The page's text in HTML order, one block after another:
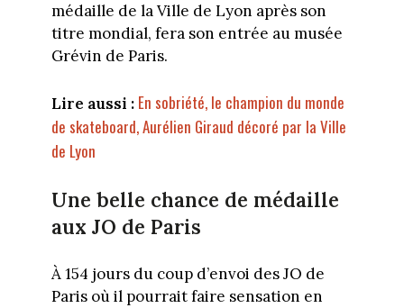
médaille de la Ville de Lyon après son
titre mondial, fera son entrée au musée
Grévin de Paris.
Lire aussi : En sobriété, le champion du monde
de skateboard, Aurélien Giraud décoré par la Ville
de Lyon
Une belle chance de médaille
aux JO de Paris
À 154 jours du coup d’envoi des JO de
Paris où il pourrait faire sensation en